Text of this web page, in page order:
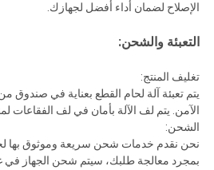
الإصلاح لضمان أداء أفضل لجهازك.
التعبئة والشحن:
تغليف المنتج:
يتم تعبئة آلة لحام القطع بعناية في صندوق
الآمن. يتم لف الآلة بأمان في لف الفقاعات
الشحن:
نحن نقدم خدمات شحن سريعة وموثوق بها